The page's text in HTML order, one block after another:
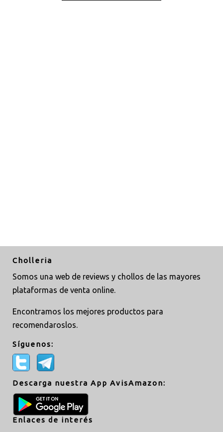
Cholleria
Somos una web de reviews y chollos de las mayores
plataformas de venta online.
Encontramos los mejores productos para
recomendaroslos.
Síguenos:
Descarga nuestra App AvisAmazon:
Enlaces de interés